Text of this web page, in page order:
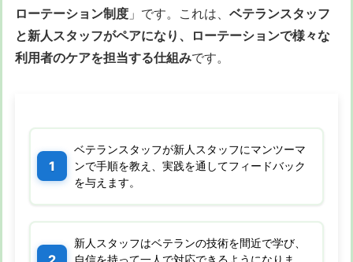
ローテーション制度 」です。これは、 ベテランスタッフ
と新人スタッフがペアになり、ローテーションで様々な
利用者のケアを担当する仕組みです。
ベテランスタッフが新人スタッフにマンツーマ
ンで手順を教え、実践を通してフィードバック
を与えます。
新人スタッフはベテランの技術を間近で学び、
自信を持って一人で対応できるようになりま